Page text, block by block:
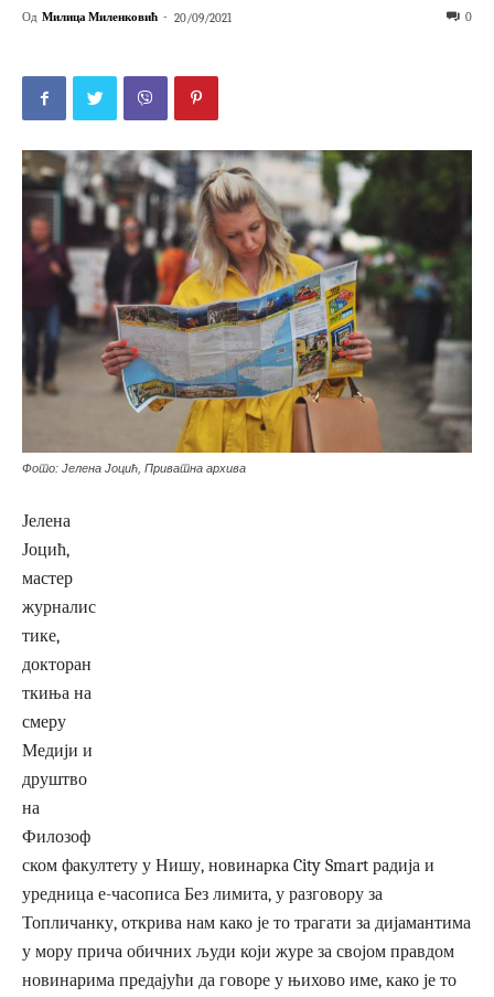
Од Милица Миленковић - 20/09/2021 0
Фото: Јелена Јоцић, Приватна архива
Јелена
Јоцић,
мастер
журналис
тике,
докторан
ткиња на
смеру
Медији и
друштво
на
Филозоф
ском факултету у Нишу, новинарка City Smart радија и
уредница е-часописа Без лимита, у разговору за
Топличанку, открива нам како је то трагати за дијамантима
у мору прича обичних људи који журе за својом правдом
новинарима предајући да говоре у њихово име, како је то